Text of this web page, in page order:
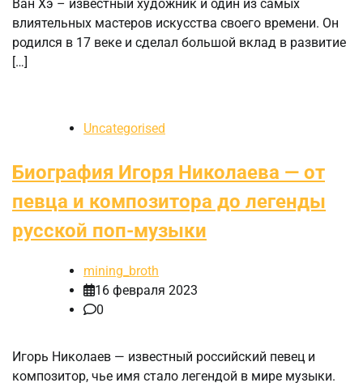
Ван Хэ – известный художник и один из самых
влиятельных мастеров искусства своего времени. Он
родился в 17 веке и сделал большой вклад в развитие
[…]
Uncategorised
Биография Игоря Николаева — от
певца и композитора до легенды
русской поп-музыки
mining_broth
16 февраля 2023
0
Игорь Николаев — известный российский певец и
композитор, чье имя стало легендой в мире музыки.